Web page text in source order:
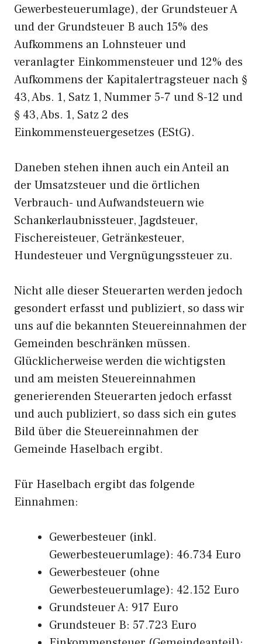
Gewerbesteuerumlage), der Grundsteuer A
und der Grundsteuer B auch 15% des
Aufkommens an Lohnsteuer und
veranlagter Einkommensteuer und 12% des
Aufkommens der Kapitalertragsteuer nach §
43, Abs. 1, Satz 1, Nummer 5-7 und 8-12 und
§ 43, Abs. 1, Satz 2 des
Einkommensteuergesetzes (EStG).
Daneben stehen ihnen auch ein Anteil an
der Umsatzsteuer und die örtlichen
Verbrauch- und Aufwandsteuern wie
Schankerlaubnissteuer, Jagdsteuer,
Fischereisteuer, Getränkesteuer,
Hundesteuer und Vergnügungssteuer zu.
Nicht alle dieser Steuerarten werden jedoch
gesondert erfasst und publiziert, so dass wir
uns auf die bekannten Steuereinnahmen der
Gemeinden beschränken müssen.
Glücklicherweise werden die wichtigsten
und am meisten Steuereinnahmen
generierenden Steuerarten jedoch erfasst
und auch publiziert, so dass sich ein gutes
Bild über die Steuereinnahmen der
Gemeinde Haselbach ergibt.
Für Haselbach ergibt das folgende
Einnahmen:
Gewerbesteuer (inkl.
Gewerbesteuerumlage): 46.734 Euro
Gewerbesteuer (ohne
Gewerbesteuerumlage): 42.152 Euro
Grundsteuer A: 917 Euro
Grundsteuer B: 57.723 Euro